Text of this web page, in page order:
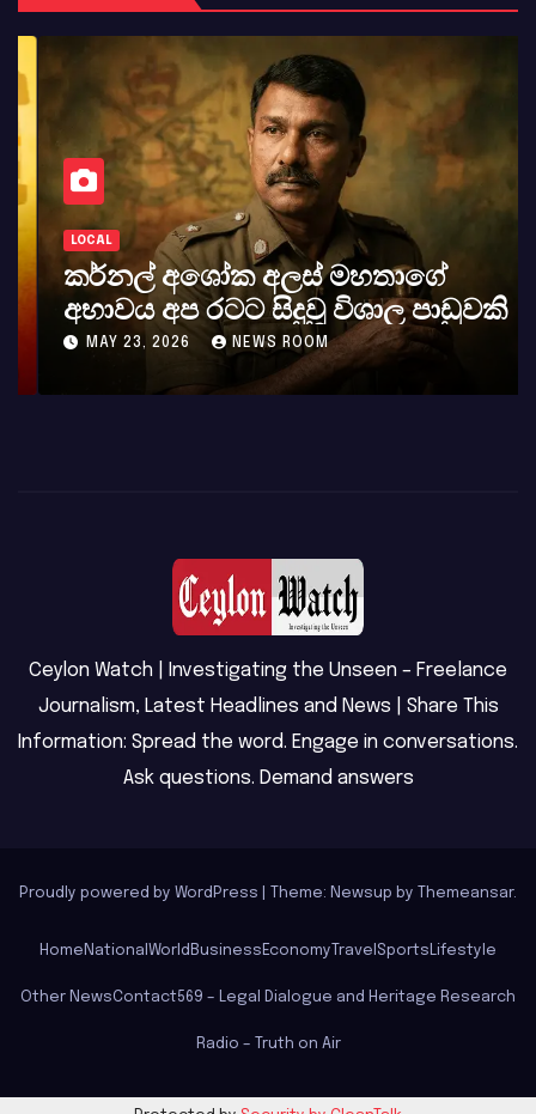
LOCAL
කර්නල් අශෝක අලස් මහතාගේ
අභාවය අප රටට සිදුවූ විශාල පාඩුවකි
MAY 23, 2026 NEWS ROOM
Ceylon Watch | Investigating the Unseen – Freelance
Journalism, Latest Headlines and News | Share This
Information: Spread the word. Engage in conversations.
Ask questions. Demand answers
Proudly powered by WordPress Theme: Newsup by Themeansar.
Home National World Business Economy Travel Sports Lifestyle
Other NewsContact569 – Legal Dialogue and Heritage Research
Radio – Truth on Air